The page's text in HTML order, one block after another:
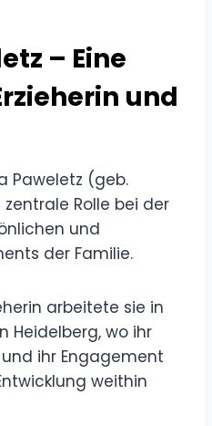
– Eine
und
Paweletz (geb.
Rolle bei der
und
der Familie.
arbeitete sie in
Heidelberg, wo ihr
ihr Engagement
weithin